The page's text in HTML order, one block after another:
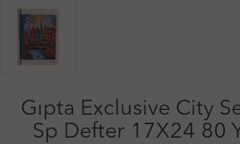
Gıpta Exclusive City
Sp Defter 17X24 80